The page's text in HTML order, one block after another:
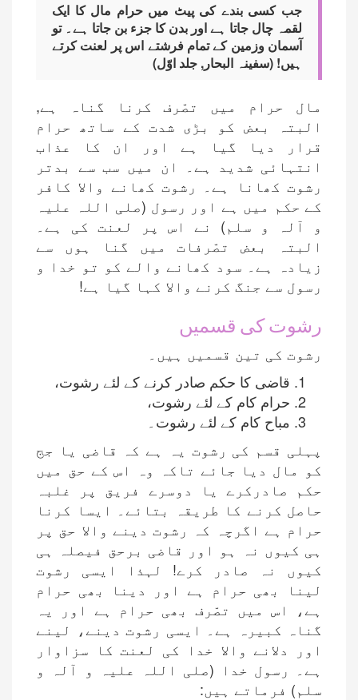
جب کسی بندے کی پیٹ میں حرام مال کا ایک
لقمہ چال جاتا ہے اور بدن کا جزء بن جاتا ہے۔ تو
آسمان وزمین کے تمام فرشتے اس پر لعنت کرتے
ہیں! (سفینہ البحار, جلد اوّل)
مال حرام میں تصّرف کرنا گناہ ہے,
البتہ بعض کو بڑی شدت کے ساتھ حرام
قرار دیا گیا ہے اور ان کا عذاب
انتہائی شدید ہے۔ ان میں سب سے بدتر
رشوت کھانا ہے۔ رشوت کھانے والا کافر
کے حکم میں ہے اور رسول (صلی اللہ علیہ
و آلہ و سلم) نے اس پر لعنت کی ہے۔
البتہ بعض تصّرفات میں گنا ہوں سے
زیادہ ہے۔ سود کھانے والے کو تو خدا و
رسول سے جنگ کرنے والا کہا گیا ہے!
رشوت کی قسمیں
رشوت کی تین قسمیں ہیں۔
قاضی کا حکم صادر کرنے کے لئے رشوت،
حرام کام کے لئے رشوت،
مباح کام کے لئے رشوت۔
پہلی قسم کی رشوت یہ ہے کہ قاضی یا جج
کو مال دیا جائے تاکہ وہ اس کے حق میں
حکم صادرکرے یا دوسرے فریق پر غلبہ
حاصل کرنے کا طریقہ بتائے۔ ایسا کرنا
حرام ہے اگرچہ کہ رشوت دینے والا حق پر
ہی کیوں نہ ہو اور قاضی برحق فیصلہ ہی
کیوں نہ صادر کرے! لہذا ایسی رشوت
لینا بھی حرام ہے اور دینا بھی حرام
ہے، اس میں تصّرف بھی حرام ہے اور یہ
گناہ کبیرہ ہے۔ ایسی رشوت دینے، لینے
اور دلانے والا خدا کی لعنت کا سزاوار
ہے۔ رسول خدا (صلی اللہ علیہ و آلہ و
سلم) فرماتے ہیں: